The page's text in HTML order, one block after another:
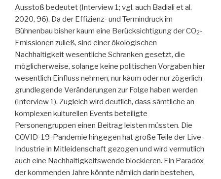
Ausstoß bedeutet (Interview 1; vgl. auch Badiali et al.
2020, 96). Da der Effizienz- und Termindruck im
Bühnenbau bisher kaum eine Berücksichtigung der CO2-
Emissionen zuließ, sind einer ökologischen
Nachhaltigkeit wesentliche Schranken gesetzt, die
möglicherweise, solange keine politischen Vorgaben hier
wesentlich Einfluss nehmen, nur kaum oder nur zögerlich
grundlegende Veränderungen zur Folge haben werden
(Interview 1). Zugleich wird deutlich, dass sämtliche an
komplexen kulturellen Events beteiligte
Personengruppen einen Beitrag leisten müssten. Die
COVID-19-Pandemie hingegen hat große Teile der Live-
Industrie in Mitleidenschaft gezogen und wird vermutlich
auch eine Nachhaltigkeitswende blockieren. Ein Paradox
der kommenden Jahre könnte nämlich darin bestehen,